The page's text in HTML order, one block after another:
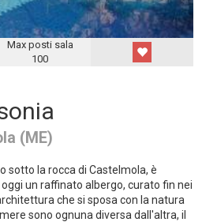
Max posti sala
100
(ME)
sotto la rocca di Castelmola, è
un raffinato albergo, curato fin nei
che si sposa con la natura
sono ognuna diversa dall'altra, il